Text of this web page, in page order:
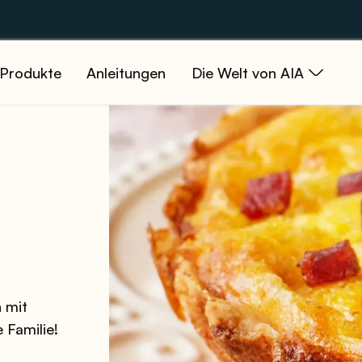
Anleitungen Die Welt von AIA
mit
Familie!